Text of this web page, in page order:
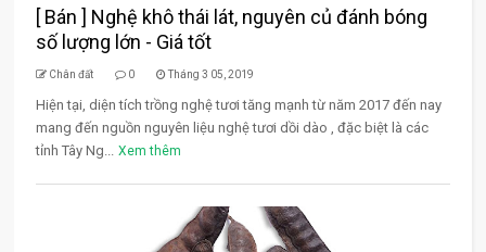
[ Bán ] Nghệ khô thái lát, nguyên củ đánh bóng
số lượng lớn - Giá tốt
Chân đất 0 Tháng 3 05, 2019
Hiện tại, diện tích trồng nghệ tươi tăng mạnh từ năm 2017 đến nay
mang đến nguồn nguyên liệu nghệ tươi dồi dào , đặc biệt là các
tỉnh Tây Ng... Xem thêm